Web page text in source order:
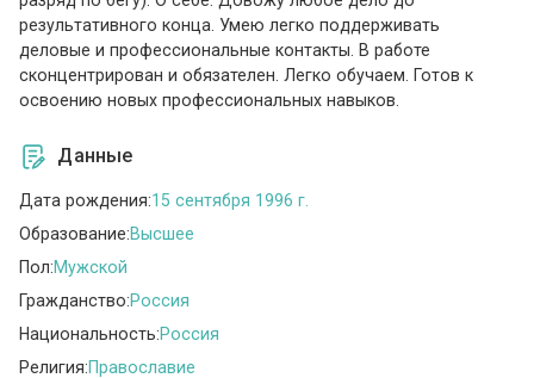
результативного конца. Умею легко поддерживать
деловые и профессиональные контакты. В работе
сконцентрирован и обязателен. Легко обучаем. Готов к
освоению новых профессиональных навыков.
Данные
Дата рождения:15 сентября 1996 г.
Образование:Высшее
Пол:Мужской
Гражданство:Россия
Национальность:Россия
Религия:Православие